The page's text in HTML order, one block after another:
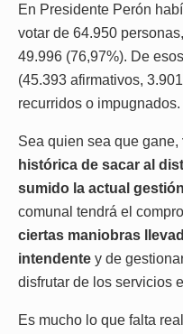
En Presidente Perón
votar de 64.950
49.996 (76,97%). De
(45.393 afirmativos,
recurridos o impugnados.
Sea quien sea que gane,
histórica de sacar al
sumido la actual
comunal tendrá el
ciertas maniobras
intendente y de
disfrutar de los servicios
Es mucho lo que falta